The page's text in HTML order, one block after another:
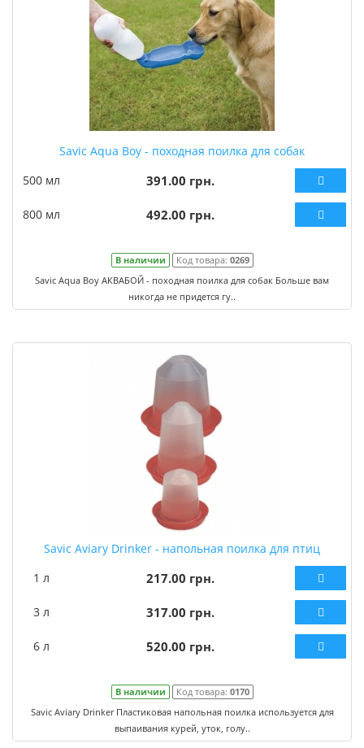
Savic Aqua Boy - походная поилка для собак
500 мл
391.00 грн.
800 мл 492.00 грн.
В наличии Код товара: 0269
Savic Aqua Boy АКВАБОЙ - походная поилка для собак Больше вам
никогда не придется гу..
Savic Aviary Drinker - напольная поилка для птиц
1 л
217.00 грн.
3 л 317.00 грн.
6 л 520.00 грн.
В наличии Код товара: 0170
Savic Aviary Drinker Пластиковая напольная поилка используется для
выпаивания курей, уток, голу..